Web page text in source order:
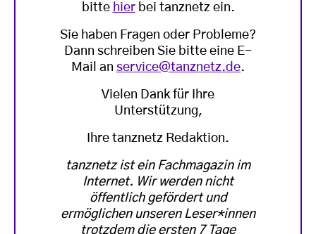
bitte hierbei tanznetz ein.
Sie haben Fragen oder Probleme?
Dann schreiben Sie bitte eine E-
Mail an service@tanznetz.de.
Vielen Dank für Ihre
Unterstützung,
Ihre tanznetz Redaktion.
tanznetz ist ein Fachmagazin im
Internet. Wir werden nicht
öffentlich gefördert und
ermöglichen unseren Leser*innen
trotzdem die ersten 7 Tage